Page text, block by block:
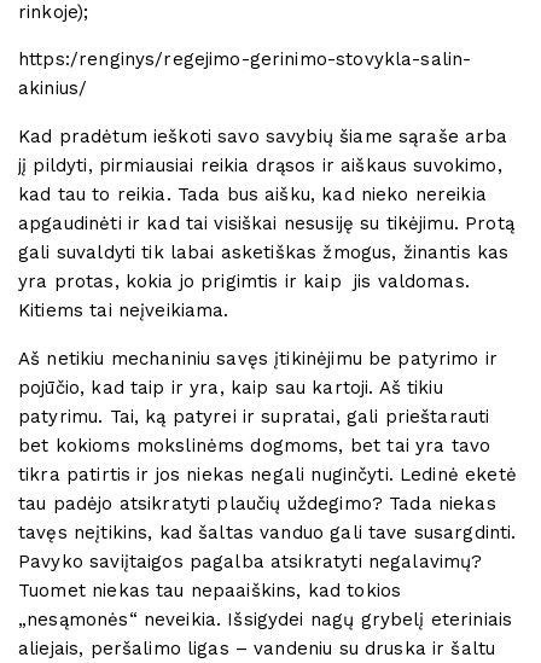
rinkoje);
https:/renginys/regejimo-gerinimo-stovykla-salin-
akinius/
Kad pradėtum ieškoti savo savybių šiame sąraše arba
jį pildyti, pirmiausiai reikia drąsos ir aiškaus suvokimo,
kad tau to reikia. Tada bus aišku, kad nieko nereikia
apgaudinėti ir kad tai visiškai nesusiję su tikėjimu. Protą
gali suvaldyti tik labai asketiškas žmogus, žinantis kas
yra protas, kokia jo prigimtis ir kaip jis valdomas.
Kitiems tai neįveikiama.
Aš netikiu mechaniniu savęs įtikinėjimu be patyrimo ir
pojūčio, kad taip ir yra, kaip sau kartoji. Aš tikiu
patyrimu. Tai, ką patyrei ir supratai, gali prieštarauti
bet kokioms mokslinėms dogmoms, bet tai yra tavo
tikra patirtis ir jos niekas negali nuginčyti. Ledinė eketė
tau padėjo atsikratyti plaučių uždegimo? Tada niekas
tavęs neįtikins, kad šaltas vanduo gali tave susargdinti.
Pavyko saviįtaigos pagalba atsikratyti negalavimų?
Tuomet niekas tau nepaaiškins, kad tokios
„nesąmonės“ neveikia. Išsigydei nagų grybelį eteriniais
aliejais, peršalimo ligas – vandeniu su druska ir šaltu